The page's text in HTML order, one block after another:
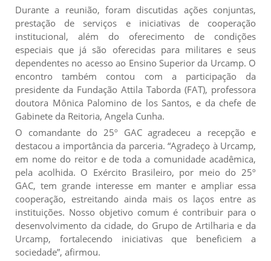
Durante a reunião, foram discutidas ações conjuntas,
prestação de serviços e iniciativas de cooperação
institucional, além do oferecimento de condições
especiais que já são oferecidas para militares e seus
dependentes no acesso ao Ensino Superior da Urcamp. O
encontro também contou com a participação da
presidente da Fundação Attila Taborda (FAT), professora
doutora Mônica Palomino de los Santos, e da chefe de
Gabinete da Reitoria, Angela Cunha.
O comandante do 25º GAC agradeceu a recepção e
destacou a importância da parceria. “Agradeço à Urcamp,
em nome do reitor e de toda a comunidade acadêmica,
pela acolhida. O Exército Brasileiro, por meio do 25º
GAC, tem grande interesse em manter e ampliar essa
cooperação, estreitando ainda mais os laços entre as
instituições. Nosso objetivo comum é contribuir para o
desenvolvimento da cidade, do Grupo de Artilharia e da
Urcamp, fortalecendo iniciativas que beneficiem a
sociedade”, afirmou.